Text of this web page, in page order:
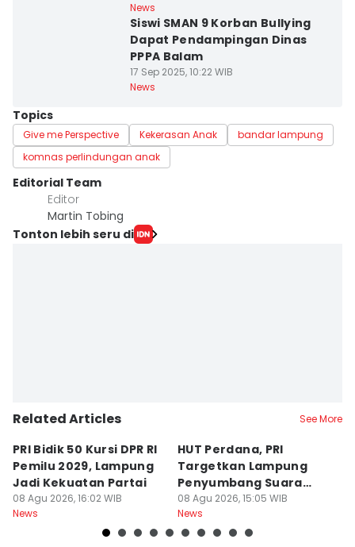
News
Siswi SMAN 9 Korban Bullying
Dapat Pendampingan Dinas
PPPA Balam
17 Sep 2025, 10:22 WIB
News
Topics
Give me Perspective Kekerasan Anak
bandar lampung
komnas perlindungan anak
Editorial Team
Editor
Martin Tobing
Tonton lebih seru di
Related Articles See More
PRI Bidik 50 Kursi DPR RI
Pemilu 2029, Lampung
Jadi Kekuatan Partai
08 Agu 2026, 16:02 WIB
News
HUT Perdana, PRI
Targetkan Lampung
Penyumbang Suara
Terbesar
08 Agu 2026, 15:05 WIB
News